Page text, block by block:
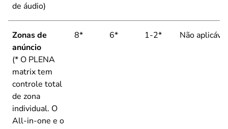
de áudio)
Zonas de
anúncio
(* O PLENA
matrix tem
controle total
de zona
individual. O
All-in-one e o
8* 6* 1-2* Não aplicável